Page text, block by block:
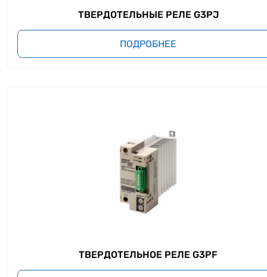
ТВЕРДОТЕЛЬНЫЕ РЕЛЕ G3PJ
ПОДРОБНЕЕ
ТВЕРДОТЕЛЬНОЕ РЕЛЕ G3PF